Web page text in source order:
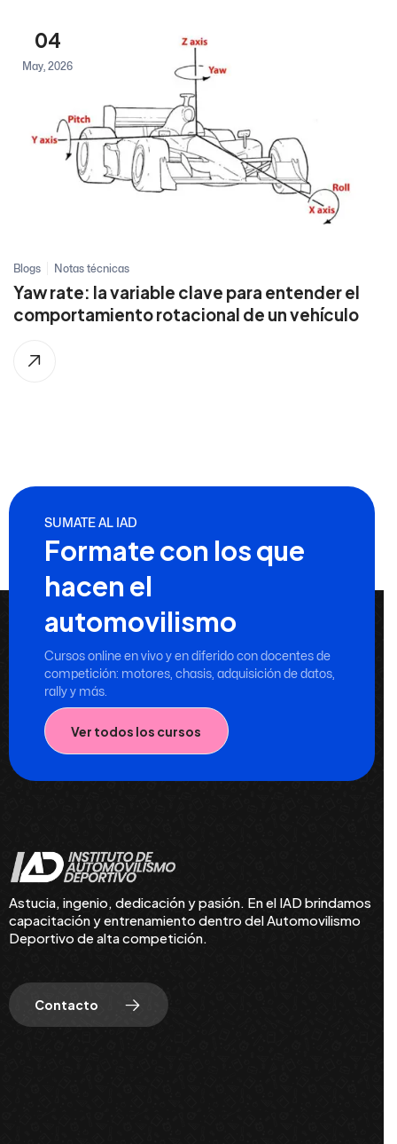
04
May, 2026
Blogs Notas técnicas
Yaw rate: la variable clave para entender el
comportamiento rotacional de un vehículo
SUMATE AL IAD
Formate con los que
hacen el
automovilismo
Cursos online en vivo y en diferido con docentes de
competición: motores, chasis, adquisición de datos,
rally y más.
Ver todos los cursos
Astucia, ingenio, dedicación y pasión. En el IAD brindamos
capacitación y entrenamiento dentro del Automovilismo
Deportivo de alta competición.
Contacto